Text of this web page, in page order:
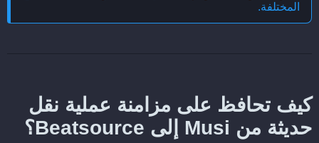
المختلفة.
كيف تحافظ على مزامنة عملية نقل
حديثة من Musi إلى Beatsource؟